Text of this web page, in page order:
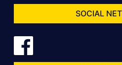
SOCIAL